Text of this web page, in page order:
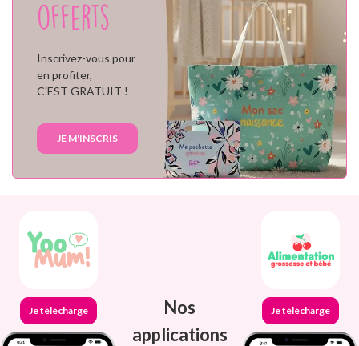
offerts
Inscrivez-vous pour
en profiter,
C'EST GRATUIT !
JE M'INSCRIS
Je télécharge
Nos
applications
Je télécharge